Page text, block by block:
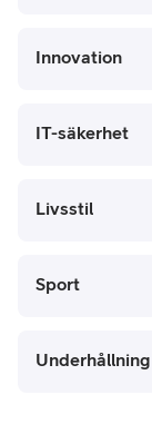
Innovation
IT-säkerhet
Livsstil
Sport
Underhållning